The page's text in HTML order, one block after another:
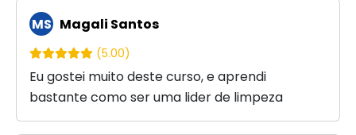
MS Magali Santos
(5.00)
Eu gostei muito deste curso, e aprendi
bastante como ser uma lider de limpeza